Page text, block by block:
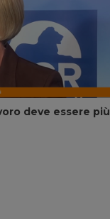
deve essere più